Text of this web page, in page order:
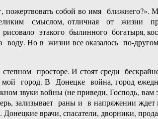
собой во имя ближнего?».
смыслом, отличная от жизни
этакого былинного богатыря,
Но в жизни все оказалось по-
просторе. И стоят среди
В Донецке война, город
звуки войны (не приведи, Господь, вам
зализывает раны и в напряжении
врачи, спасатели, дворники,